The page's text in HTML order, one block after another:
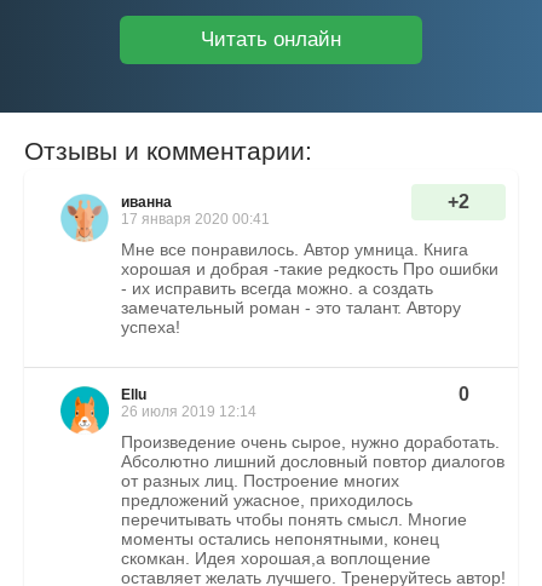
Читать онлайн
Отзывы и комментарии:
иванна
17 января 2020 00:41
+2
Мне все понравилось. Автор умница. Книга
хорошая и добрая -такие редкость Про ошибки
- их исправить всегда можно. а создать
замечательный роман - это талант. Автору
успеха!
Ellu
26 июля 2019 12:14
0
Произведение очень сырое, нужно доработать.
Абсолютно лишний дословный повтор диалогов
от разных лиц. Построение многих
предложений ужасное, приходилось
перечитывать чтобы понять смысл. Многие
моменты остались непонятными, конец
скомкан. Идея хорошая,а воплощение
оставляет желать лучшего. Тренеруйтесь автор!